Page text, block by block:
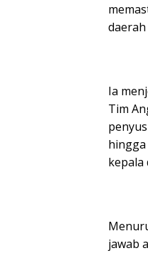
Ia
Tim
kepala
jawab